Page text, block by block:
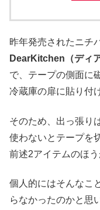
昨年発売されたニチ
DearKitchen（ディ
で、テープの側面に
冷蔵庫の扉に貼り付
そのため、出っ張り
使わないとテープを
前述2アイテムのほう
個人的にはそんなこ
らなかったのかと思